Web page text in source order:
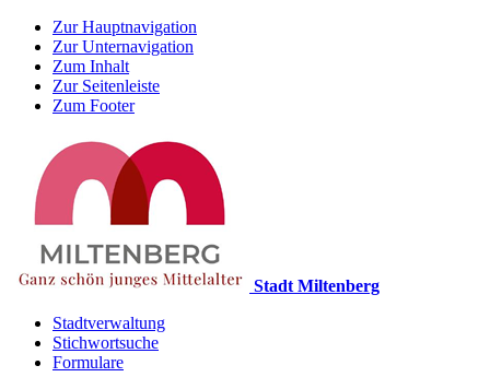
Zur Hauptnavigation
Zur Unternavigation
Zum Inhalt
Zur Seitenleiste
Zum Footer
Stadt Miltenberg
Stadtverwaltung
Stichwortsuche
Formulare